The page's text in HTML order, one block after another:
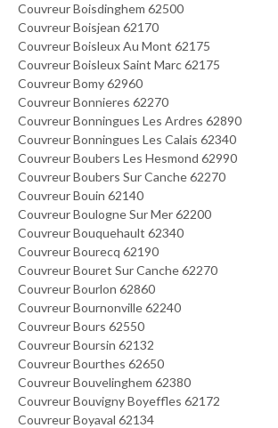
Couvreur Boisdinghem 62500
Couvreur Boisjean 62170
Couvreur Boisleux Au Mont 62175
Couvreur Boisleux Saint Marc 62175
Couvreur Bomy 62960
Couvreur Bonnieres 62270
Couvreur Bonningues Les Ardres 62890
Couvreur Bonningues Les Calais 62340
Couvreur Boubers Les Hesmond 62990
Couvreur Boubers Sur Canche 62270
Couvreur Bouin 62140
Couvreur Boulogne Sur Mer 62200
Couvreur Bouquehault 62340
Couvreur Bourecq 62190
Couvreur Bouret Sur Canche 62270
Couvreur Bourlon 62860
Couvreur Bournonville 62240
Couvreur Bours 62550
Couvreur Boursin 62132
Couvreur Bourthes 62650
Couvreur Bouvelinghem 62380
Couvreur Bouvigny Boyeffles 62172
Couvreur Boyaval 62134